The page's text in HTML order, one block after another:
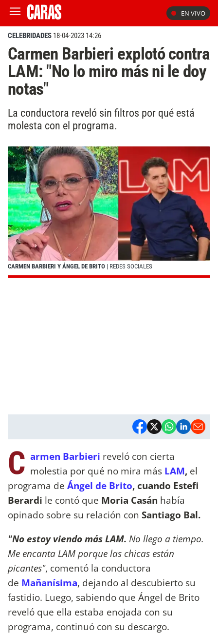
EN VIVO
CELEBRIDADES 18-04-2023 14:26
Carmen Barbieri explotó contra
LAM: "No lo miro más ni le doy
notas"
La conductora reveló sin filtros por qué está
molesta con el programa.
CARMEN BARBIERI Y ÁNGEL DE BRITO | REDES SOCIALES
C armen Barbieri reveló con cierta
molestia por qué no mira más LAM, el
programa de Ángel de Brito, cuando Estefi
Berardi le contó que Moria Casán había
opinado sobre su relación con Santiago Bal.
"No estoy viendo más LAM. No llego a tiempo.
Me encanta LAM porque las chicas están
picantes", comentó la conductora
de Mañanísima, dejando al descubierto su
fastidio. Luego, sabiendo que Ángel de Brito
reveló que ella estaba enojada con su
programa, continuó con su descargo.